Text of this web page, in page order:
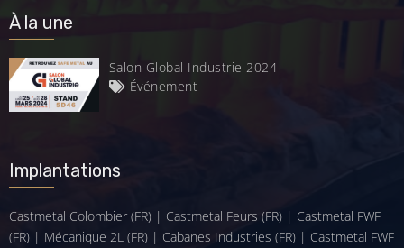
À la une
Salon Global Industrie 2024
Événement
Implantations
Castmetal Colombier (FR) | Castmetal Feurs (FR) | Castmetal FWF
(FR) | Mécanique 2L (FR) | Cabanes Industries (FR) | Castmetal FWF